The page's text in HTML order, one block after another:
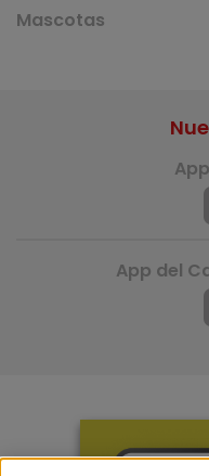
Mascotas
App del